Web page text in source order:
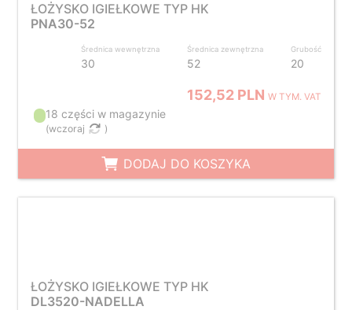
ŁOŻYSKO IGIEŁKOWE TYP HK
PNA30-52
Średnica wewnętrzna
30
Średnica zewnętrzna
52
Grubość
20
152,52 PLNW TYM. VAT
18 części w magazynie
(wczoraj )
DODAJ DO KOSZYKA
ŁOŻYSKO IGIEŁKOWE TYP HK
DL3520-NADELLA